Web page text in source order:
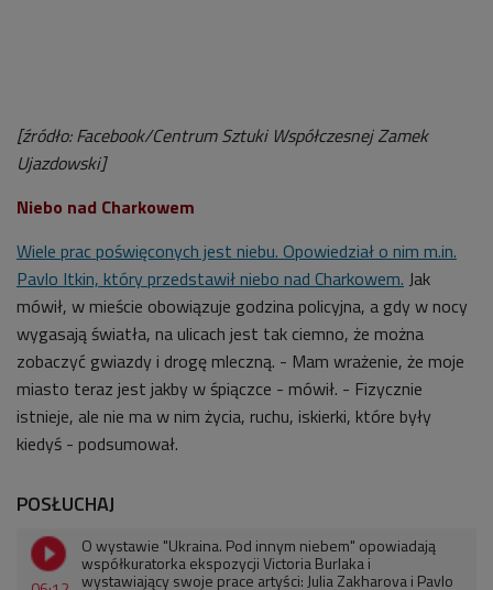
[źródło: Facebook/Centrum Sztuki Współczesnej Zamek
Ujazdowski]
Niebo nad Charkowem
Wiele prac poświęconych jest niebu. Opowiedział o nim m.in.
Pavlo Itkin, który przedstawił niebo nad Charkowem. Jak
mówił, w mieście obowiązuje godzina policyjna, a gdy w nocy
wygasają światła, na ulicach jest tak ciemno, że można
zobaczyć gwiazdy i drogę mleczną. - Mam wrażenie, że moje
miasto teraz jest jakby w śpiączce - mówił. - Fizycznie
istnieje, ale nie ma w nim życia, ruchu, iskierki, które były
kiedyś - podsumował.
POSŁUCHAJ
O wystawie "Ukraina. Pod innym niebem" opowiadają
współkuratorka ekspozycji Victoria Burlaka i
wystawiający swoje prace artyści: Julia Zakharova i Pavlo